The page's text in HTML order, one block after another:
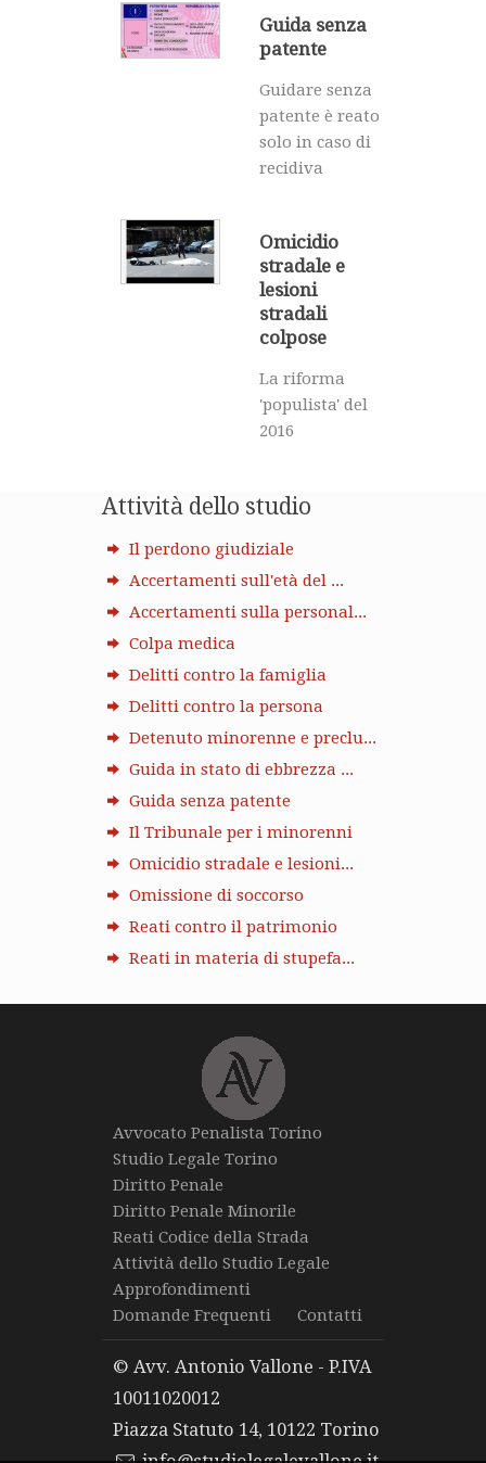
Guida senza
patente
Guidare senza
patente è reato
solo in caso di
recidiva
Omicidio
stradale e
lesioni
stradali
colpose
La riforma
'populista' del
2016
Attività dello studio
Il perdono giudiziale
Accertamenti sull'età del ...
Accertamenti sulla personal...
Colpa medica
Delitti contro la famiglia
Delitti contro la persona
Detenuto minorenne e preclu...
Guida in stato di ebbrezza ...
Guida senza patente
Il Tribunale per i minorenni
Omicidio stradale e lesioni...
Omissione di soccorso
Reati contro il patrimonio
Reati in materia di stupefa...
Avvocato Penalista Torino
Studio Legale Torino
Diritto Penale
Diritto Penale Minorile
Reati Codice della Strada
Attività dello Studio Legale
Approfondimenti
Domande Frequenti
Contatti
© Avv. Antonio Vallone - P.IVA
10011020012
Piazza Statuto 14, 10122 Torino